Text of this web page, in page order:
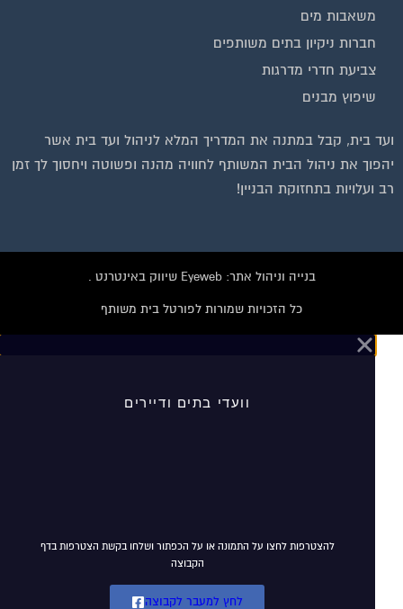
משאבות מים
חברות ניקיון בתים משותפים
צביעת חדרי מדרגות
שיפוץ מבנים
ועד בית, קבל במתנה את המדריך המלא לניהול ועד בית אשר
יהפוך את ניהול הבית המשותף לחוויה מהנה ופשוטה ויחסוך לך זמן
רב ועלויות בתחזוקת הבניין!
בנייה וניהול אתר: Eyeweb שיווק באינטרנט .
כל הזכויות שמורות לפורטל בית משותף
וועדי בתים ודיירים
להצטרפות לחצו על התמונה או על הכפתור ושלחו בקשת הצטרפות בדף
לחץ למעבר לקבוצה